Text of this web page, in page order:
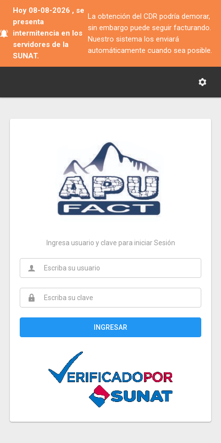
Hoy 08-08-2026 , se
presenta
intermitencia en los
servidores de la
SUNAT.
La obtención del CDR podría demorar,
sin embargo puede seguir facturando.
Nuestro sistema los enviará
automáticamente cuando sea posible.
Ingresa usuario y clave para iniciar Sesión
INGRESAR